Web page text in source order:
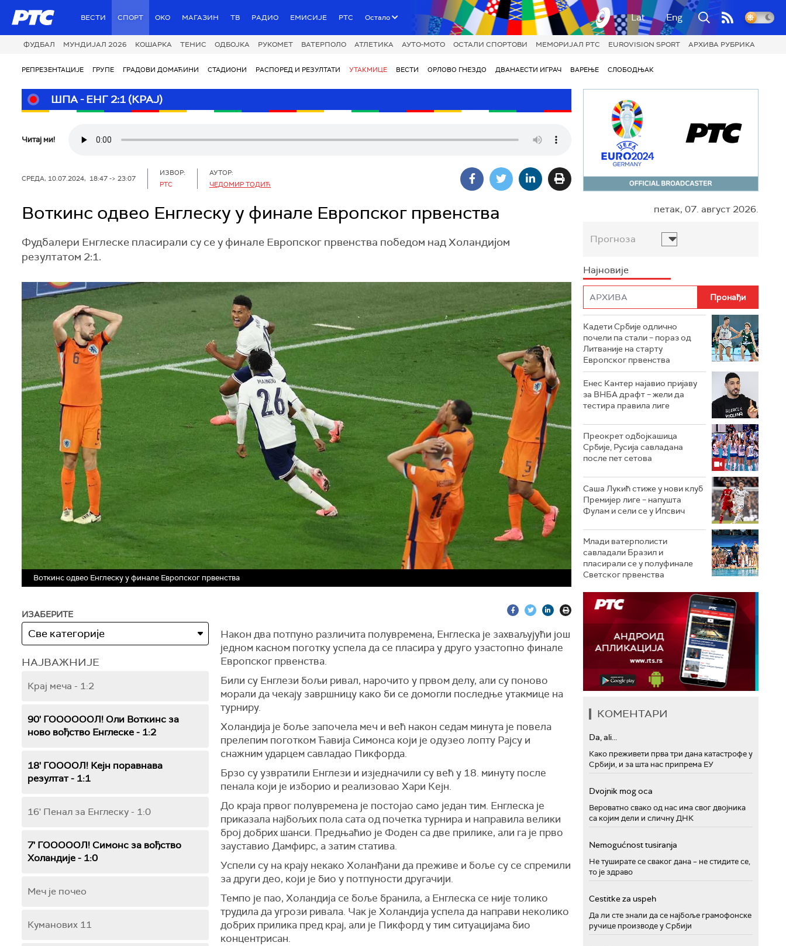
РТС ВЕСТИ СПОРТ OKO МАГАЗИН ТВ РАДИО ЕМИСИЈЕ РТС Остало Lat Eng
ФУДБАЛ МУНДИЈАЛ 2026 КОШАРКА ТЕНИС ОДБОЈКА РУКОМЕТ ВАТЕРПОЛО АТЛЕТИКА АУТО-МОТО ОСТАЛИ СПОРТОВИ МЕМОРИЈАЛ РТС EUROVISION SPORT АРХИВА РУБРИКА
РЕПРЕЗЕНТАЦИЈЕ ГРУПЕ ГРАДОВИ ДОМАЋИНИ СТАДИОНИ РАСПОРЕД И РЕЗУЛТАТИ УТАКМИЦЕ ВЕСТИ ОРЛОВО ГНЕЗДО ДВАНАЕСТИ ИГРАЧ ВАРЕЊЕ СЛОБОДЊАК
ШПА - ЕНГ 2:1 (КРАЈ)
Читај ми!
СРЕДА, 10.07.2024, 18:47 -> 23:07
ИЗВОР:
РТС
АУТОР:
ЧЕДОМИР ТОДИЋ
Воткинс одвео Енглеску у финале Европског првенства
Фудбалери Енглеске пласирали су се у финале Европског првенства победом над Холандијом
резултатом 2:1.
Воткинс одвео Енглеску у финале Европског првенства
ИЗАБЕРИТЕ
НАЈВАЖНИЈЕ
Крај меча - 1:2
90' ГООООООЛ! Оли Воткинс за
ново вођство Енглеске - 1:2
18' ГООООЛ! Кејн поравнава
резултат - 1:1
16' Пенал за Енглеску - 1:0
7' ГОООООЛ! Симонс за вођство
Холандије - 1:0
Меч је почео
Куманових 11
Након два потпуно различита полувремена, Енглеска је захваљујући још
једном касном поготку успела да се пласира у друго узастопно финале
Европског првенства.
Били су Енглези бољи ривал, нарочито у првом делу, али су поново
морали да чекају завршницу како би се домогли последње утакмице на
турниру.
Холандија је боље започела меч и већ након седам минута је повела
прелепим поготком Ћавија Симонса који је одузео лопту Рајсу и
снажним ударцем савладао Пикфорда.
Брзо су узвратили Енглези и изједначили су већ у 18. минуту после
пенала који је изборио и реализовао Хари Кејн.
До краја првог полувремена је постојао само један тим. Енглеска је
приказала најбољих пола сата од почетка турнира и направила велики
број добрих шанси. Предњаћио је Фоден са две прилике, али га је прво
зауставио Дамфирс, а затим статива.
Успели су на крају некако Холанђани да преживе и боље су се спремили
за други део, који је био у потпуности другачији.
Темпо је пао, Холандија се боље бранила, а Енглеска се није толико
трудила да угрози ривала. Чак је Холандија успела да направи неколико
добрих прилика пред крај, али је Пикфорд у тим ситуацијама био
концентрисан.
петак, 07. август 2026.
Прогноза
Најновије
Кадети Србије одлично
почели па стали – пораз од
Литваније на старту
Европског првенства
Енес Кантер најавио пријаву
за ВНБА драфт – жели да
тестира правила лиге
Преокрет одбојкашица
Србије, Русија савладана
после пет сетова
Саша Лукић стиже у нови клуб
Премијер лиге – напушта
Фулам и сели се у Ипсвич
Млади ватерполисти
савладали Бразил и
пласирали се у полуфинале
Светског првенства
КОМЕНТАРИ
Da, ali...
Како преживети прва три дана катастрофе у
Србији, и за шта нас припрема ЕУ
Dvojnik mog oca
Вероватно свако од нас има свог двојника
са којим дели и сличну ДНК
Nemogućnost tusiranja
Не туширате се сваког дана – не стидите се,
то је здраво
Cestitke za uspeh
Да ли сте знали да се најбоље грамофонске
ручице производе у Србији